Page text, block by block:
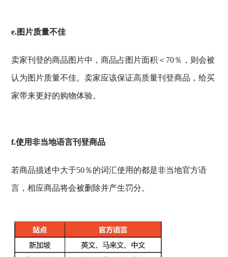
e.图片质量不佳
卖家刊登的商品图片中，商品占图片面积＜70％，则会被
认为图片质量不佳。卖家应该保证高质量刊登商品，给买
家带来更好的购物体验。
f.使用非当地语言刊登商品
若商品描述中大于50％的词汇使用的都是非当地官方语
言，相应商品将会被删除并产生罚分。